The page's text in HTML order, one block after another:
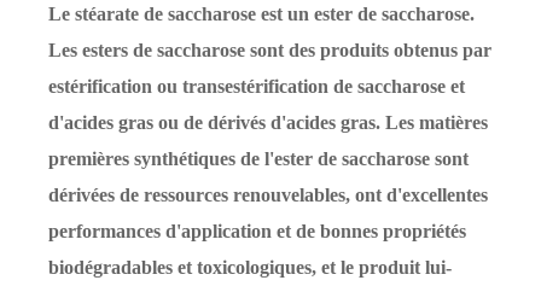
Le stéarate de saccharose est un ester de saccharose.
Les esters de saccharose sont des produits obtenus par
estérification ou transestérification de saccharose et
d'acides gras ou de dérivés d'acides gras. Les matières
premières synthétiques de l'ester de saccharose sont
dérivées de ressources renouvelables, ont d'excellentes
performances d'application et de bonnes propriétés
biodégradables et toxicologiques, et le produit lui-